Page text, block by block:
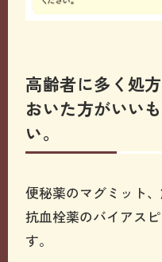
高齢者に多く処
おいた方がいい
い。
便秘薬のマグミット
抗血栓薬のバイアス
す。